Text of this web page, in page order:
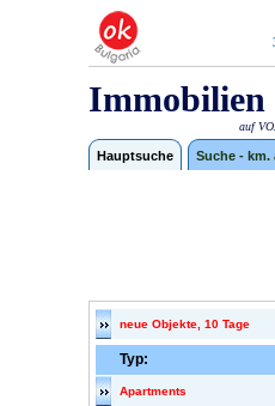
Immobilien
auf
Hauptsuche Suche - km.
neue Objekte, 10 Tage
Typ:
Apartments